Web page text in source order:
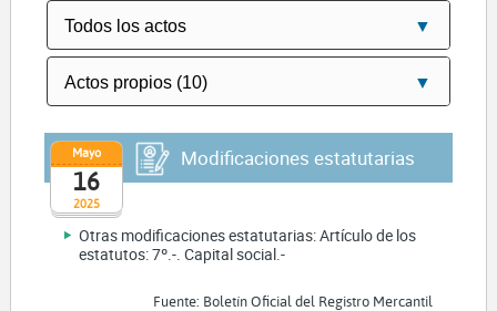
2025
Mayo
16
Modificaciones estatutarias
Otras modificaciones estatutarias: Artículo de los
estatutos: 7º.-. Capital social.-
Fuente: Boletín Oficial del Registro Mercantil